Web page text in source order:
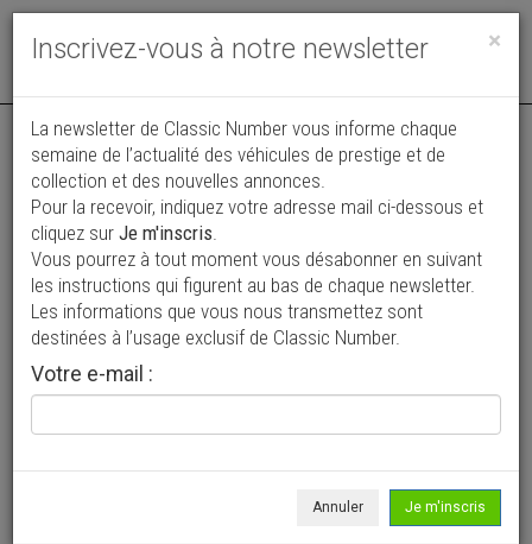
Toggle
Vos annonces vues par
plus de 4 millions de collectionneurs
Ajouter une annonce
> Rechercher un véhicule
Tous >
×
Inscrivez-vous à notre newsletter
La newsletter de Classic Number vous informe chaque
semaine de l’actualité des véhicules de prestige et de
collection et des nouvelles annonces.
Pour la recevoir, indiquez votre adresse mail ci-dessous et
cliquez sur Je m'inscris.
Vous pourrez à tout moment vous désabonner en suivant
les instructions qui figurent au bas de chaque newsletter.
Les informations que vous nous transmettez sont
destinées à l’usage exclusif de Classic Number.
Votre e-mail :
Annuler Je m'inscris